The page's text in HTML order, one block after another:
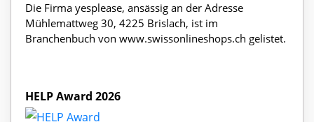
Die Firma yesplease, ansässig an der Adresse
Mühlemattweg 30, 4225 Brislach, ist im
Branchenbuch von www.swissonlineshops.ch gelistet.
HELP Award 2026